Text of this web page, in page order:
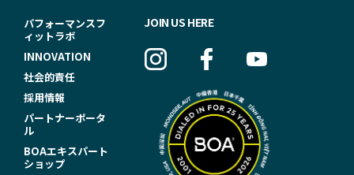
F
O
O
T
E
R
パフォーマンスフ
ィットラボ
INNOVATION
社会的責任
採用情報
パートナーポータ
ル
BOAエキスパート
ショップ
JOIN US HERE